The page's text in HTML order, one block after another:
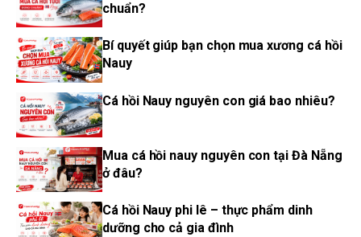
chuẩn?
Bí quyết giúp bạn chọn mua xương cá hồi
Nauy
Cá hồi Nauy nguyên con giá bao nhiêu?
Mua cá hồi nauy nguyên con tại Đà Nẵng
ở đâu?
Cá hồi Nauy phi lê – thực phẩm dinh
dưỡng cho cả gia đình